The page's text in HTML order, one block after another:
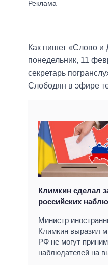
Как пишет «Слово и
понедельник, 11
секретарь
Слободян в эфире
Климкин сделал
российских
Министр
Климкин выразил
РФ не могут
наблюдателей на